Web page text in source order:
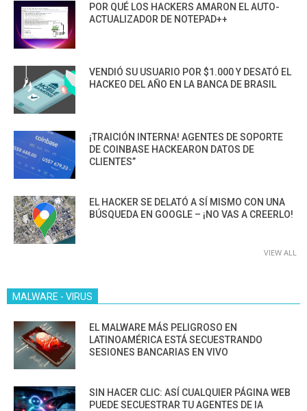
POR QUÉ LOS HACKERS AMARON EL AUTO-
ACTUALIZADOR DE NOTEPAD++
VENDIÓ SU USUARIO POR $1.000 Y DESATÓ EL
HACKEO DEL AÑO EN LA BANCA DE BRASIL
¡TRAICIÓN INTERNA! AGENTES DE SOPORTE
DE COINBASE HACKEARON DATOS DE
CLIENTES”
EL HACKER SE DELATÓ A SÍ MISMO CON UNA
BÚSQUEDA EN GOOGLE – ¡NO VAS A CREERLO!
VIEW ALL
MALWARE - VIRUS
EL MALWARE MÁS PELIGROSO EN
LATINOAMÉRICA ESTÁ SECUESTRANDO
SESIONES BANCARIAS EN VIVO
SIN HACER CLIC: ASÍ CUALQUIER PÁGINA WEB
PUEDE SECUESTRAR TU AGENTES DE IA